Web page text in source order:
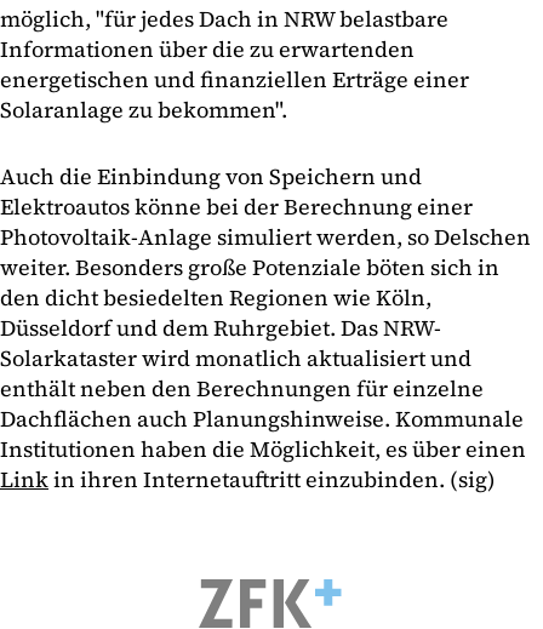
möglich, "für jedes Dach in NRW belastbare
Informationen über die zu erwartenden
energetischen und finanziellen Erträge einer
Solaranlage zu bekommen".
Auch die Einbindung von Speichern und
Elektroautos könne bei der Berechnung einer
Photovoltaik-Anlage simuliert werden, so Delschen
weiter. Besonders große Potenziale böten sich in
den dicht besiedelten Regionen wie Köln,
Düsseldorf und dem Ruhrgebiet. Das NRW-
Solarkataster wird monatlich aktualisiert und
enthält neben den Berechnungen für einzelne
Dachflächen auch Planungshinweise. Kommunale
Institutionen haben die Möglichkeit, es über einen
Linkin ihren Internetauftritt einzubinden. (sig)